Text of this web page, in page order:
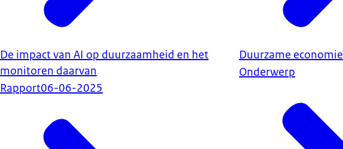
De impact van AI op duurzaamheid en het
monitoren daarvan
Rapport06-06-2025
Duurzame economie
Onderwerp